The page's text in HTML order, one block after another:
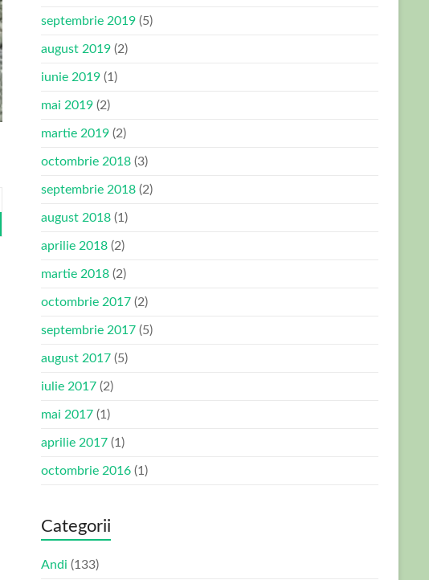
septembrie 2019 (5)
august 2019 (2)
iunie 2019 (1)
mai 2019 (2)
martie 2019 (2)
octombrie 2018 (3)
septembrie 2018 (2)
august 2018 (1)
aprilie 2018 (2)
martie 2018 (2)
octombrie 2017 (2)
septembrie 2017 (5)
august 2017 (5)
iulie 2017 (2)
mai 2017 (1)
aprilie 2017 (1)
octombrie 2016 (1)
Categorii
Andi (133)